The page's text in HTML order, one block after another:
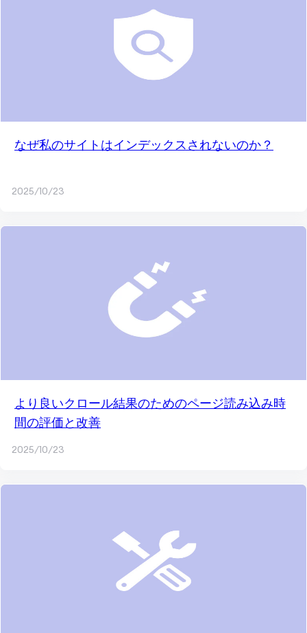
なぜ私のサイトはインデックスされないのか？
2025/10/23
より良いクロール結果のためのページ読み込み時
間の評価と改善
2025/10/23